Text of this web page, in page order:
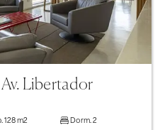
Libertador
128 m2 Dorm. 2